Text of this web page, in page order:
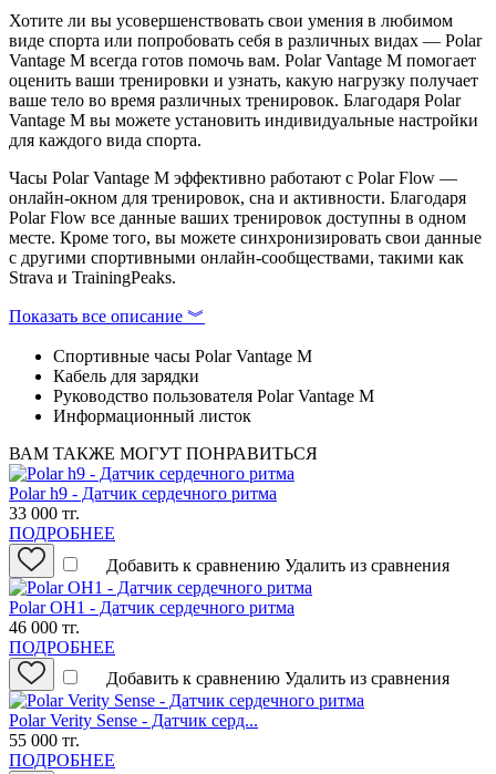
Хотите ли вы усовершенствовать свои умения в любимом
виде спорта или попробовать себя в различных видах — Polar
Vantage M всегда готов помочь вам. Polar Vantage M помогает
оценить ваши тренировки и узнать, какую нагрузку получает
ваше тело во время различных тренировок. Благодаря Polar
Vantage M вы можете установить индивидуальные настройки
для каждого вида спорта.
Часы Polar Vantage M эффективно работают с Polar Flow —
онлайн-окном для тренировок, сна и активности. Благодаря
Polar Flow все данные ваших тренировок доступны в одном
месте. Кроме того, вы можете синхронизировать свои данные
с другими спортивными онлайн-сообществами, такими как
Strava и TrainingPeaks.
Показать все описание ︾
Спортивные часы Polar Vantage M
Кабель для зарядки
Руководство пользователя Polar Vantage M
Информационный листок
ВАМ ТАКЖЕ МОГУТ ПОНРАВИТЬСЯ
Polar h9 - Датчик сердечного ритма
33 000 тг.
ПОДРОБНЕЕ
Добавить к сравнению Удалить из сравнения
Polar OH1 - Датчик сердечного ритма
46 000 тг.
ПОДРОБНЕЕ
Добавить к сравнению Удалить из сравнения
Polar Verity Sense - Датчик серд...
55 000 тг.
ПОДРОБНЕЕ